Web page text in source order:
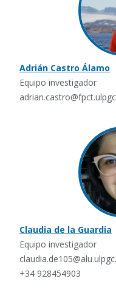
Adrián Castro Álamo
Equipo investigador
Claudia de la Guardia
Equipo investigador
+34 928454903